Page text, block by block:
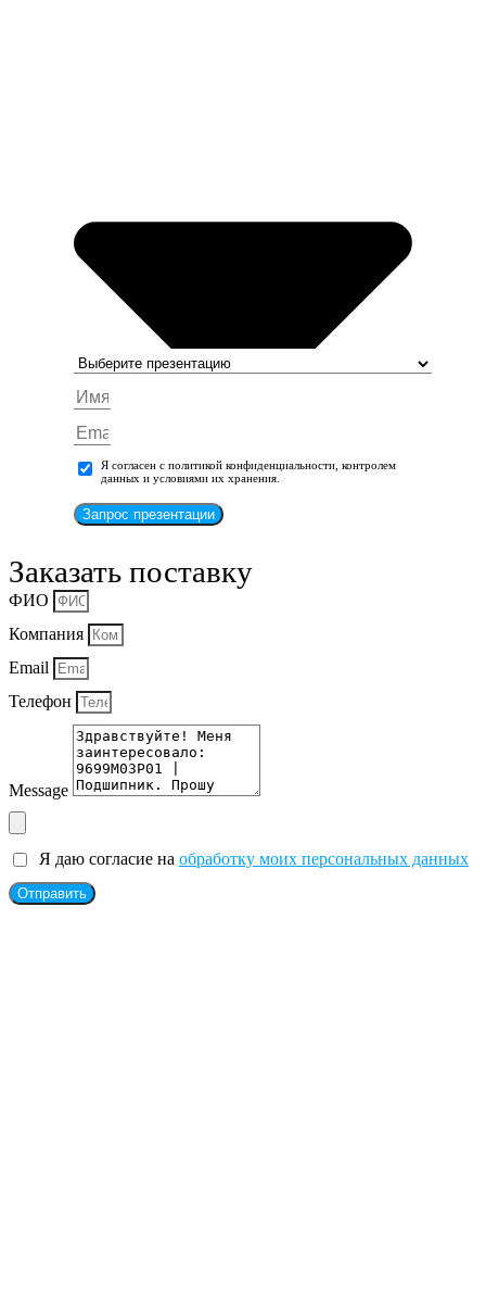
Я согласен с политикой конфиденциальности, контролем
данных и условиями их хранения.
Запрос презентации
Заказать поставку
ФИО
Компания
Email
Телефон
Message
Я даю согласие на обработку моих персональных данных
Отправить